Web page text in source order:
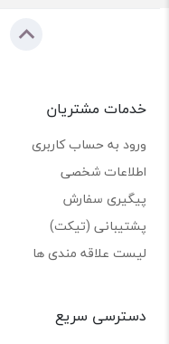
خدمات مشتریان
ورود به حساب کاربری
اطلاعات شخصی
پیگیری سفارش
پشتیبانی (تیکت)
لیست علاقه مندی ها
دسترسی سریع